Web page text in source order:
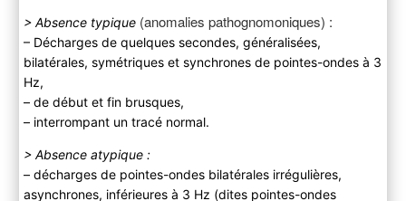
> Absence typique (anomalies pathognomoniques) :
– Décharges de quelques secondes, généralisées,
bilatérales, symétriques et synchrones de pointes-ondes à 3
Hz,
– de début et fin brusques,
– interrompant un tracé normal.
> Absence atypique :
– décharges de pointes-ondes bilatérales irrégulières,
asynchrones, inférieures à 3 Hz (dites pointes-ondes